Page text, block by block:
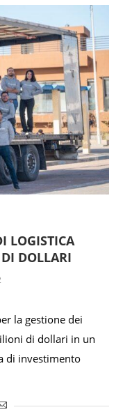
LOGISTICA
DOLLARI
la gestione dei
di dollari in un
di investimento